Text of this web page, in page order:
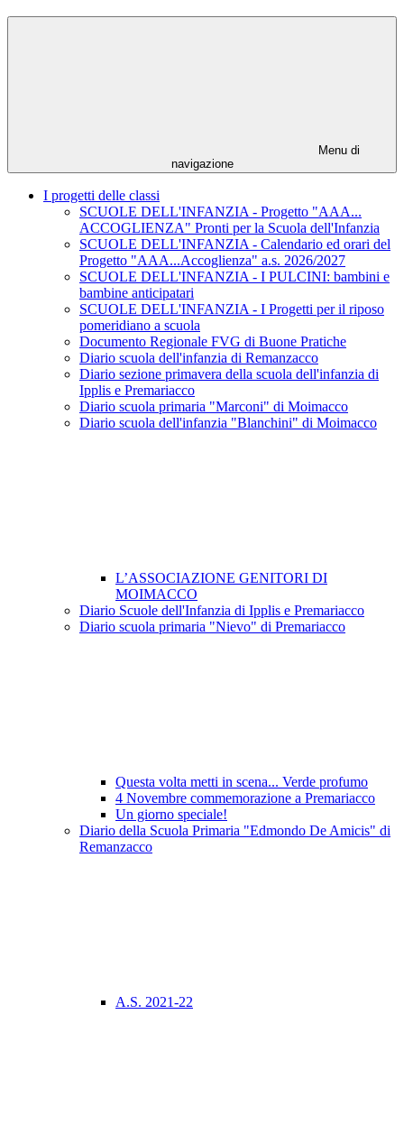
Menu di
navigazione
I progetti delle classi
SCUOLE DELL'INFANZIA - Progetto "AAA...
ACCOGLIENZA" Pronti per la Scuola dell'Infanzia
SCUOLE DELL'INFANZIA - Calendario ed orari del
Progetto "AAA...Accoglienza" a.s. 2026/2027
SCUOLE DELL'INFANZIA - I PULCINI: bambini e
bambine anticipatari
SCUOLE DELL'INFANZIA - I Progetti per il riposo
pomeridiano a scuola
Documento Regionale FVG di Buone Pratiche
Diario scuola dell'infanzia di Remanzacco
Diario sezione primavera della scuola dell'infanzia di
Ipplis e Premariacco
Diario scuola primaria "Marconi" di Moimacco
Diario scuola dell'infanzia "Blanchini" di Moimacco
L’ASSOCIAZIONE GENITORI DI
MOIMACCO
Diario Scuole dell'Infanzia di Ipplis e Premariacco
Diario scuola primaria "Nievo" di Premariacco
Questa volta metti in scena... Verde profumo
4 Novembre commemorazione a Premariacco
Un giorno speciale!
Diario della Scuola Primaria "Edmondo De Amicis" di
Remanzacco
A.S. 2021-22